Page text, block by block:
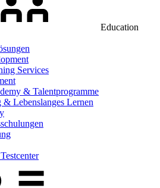
Education
Services
& Talentprogramme
Lebenslanges Lernen